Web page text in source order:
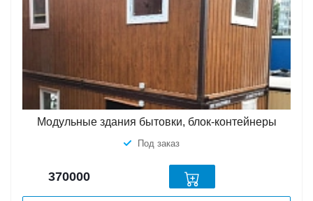
Модульные здания бытовки, блок-контейнеры
Под заказ
370000